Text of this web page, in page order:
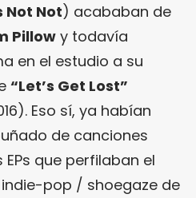
Not Not) acababan de
Pillow y todavía
en el estudio a su
“Let’s Get Lost”
Eso sí, ya habían
de canciones
que perfilaban el
pop / shoegaze de